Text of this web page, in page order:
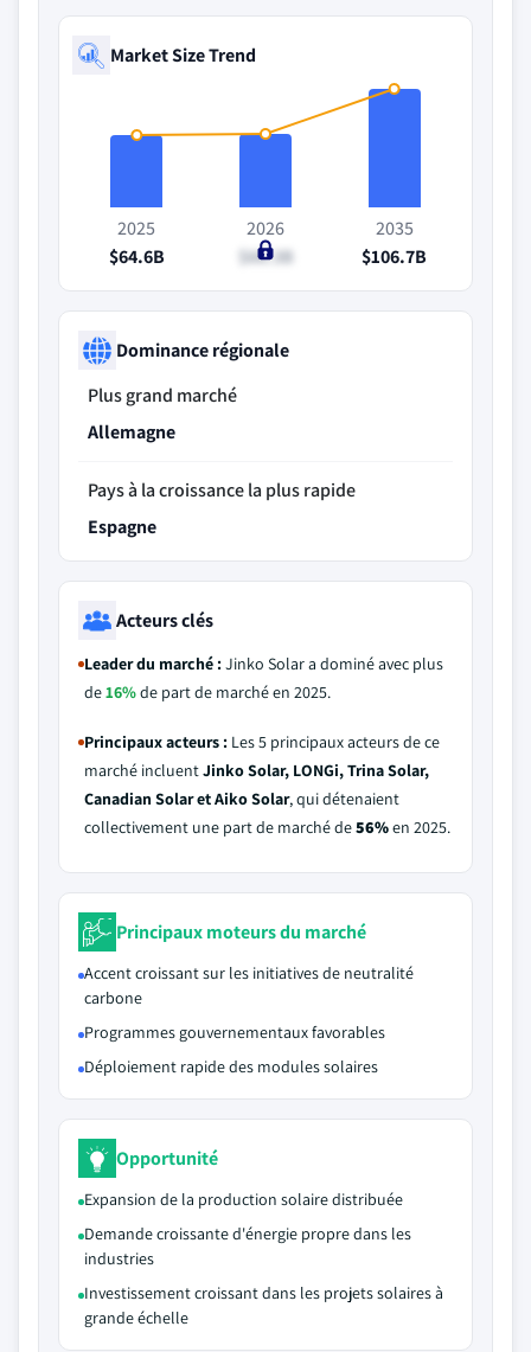
Market Size Trend
2025
$64.6B
2026
$66.3B
2035
$106.7B
Dominance régionale
Plus grand marché
Allemagne
Pays à la croissance la plus rapide
Espagne
Acteurs clés
Leader du marché :Jinko Solar a dominé avec plus
de16%de part de marché en 2025.
Principaux acteurs : Les 5 principaux acteurs de ce
marché incluentJinko Solar, LONGi, Trina Solar,
Canadian Solar et Aiko Solar, qui détenaient
collectivement une part de marché de56%en 2025.
Principaux moteurs du marché
Accent croissant sur les initiatives de neutralité
carbone
Programmes gouvernementaux favorables
Déploiement rapide des modules solaires
Opportunité
Expansion de la production solaire distribuée
Demande croissante d'énergie propre dans les
industries
Investissement croissant dans les projets solaires à
grande échelle